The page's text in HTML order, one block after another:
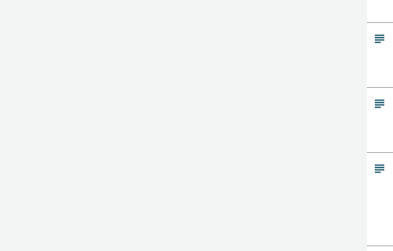
subject
subject
subject